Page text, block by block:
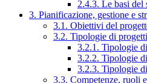
2.4.3. Le basi
3. Pianificazione, gestione e
3.1. Obiettivi del
3.2. Tipologie di progetti
3.2.1. Tipologie
3.2.2. Tipologie
3.2.3. Tipologie
3.3. Competenze, ruoli